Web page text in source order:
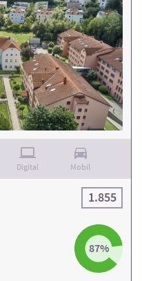
Digital Mobil
87%
1.855